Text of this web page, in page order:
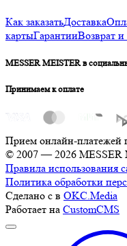
Как заказатьДоставка
картыГарантииВозврат
MESSER MEISTER в
Принимаем к оплате
Прием онлайн-платежей
© 2007 — 2026 MESSER
Правила использования
Политика обработки
Сделано с в OKC.Media
Работает на CustomCMS